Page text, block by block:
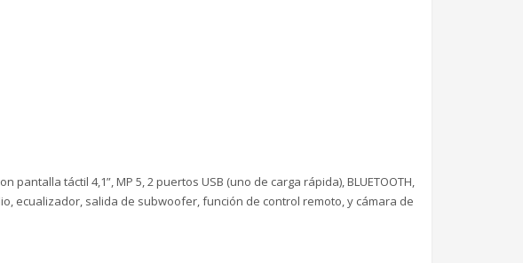
táctil 4,1”, MP 5, 2 puertos USB (uno de carga rápida), BLUETOOTH,
ecualizador, salida de subwoofer, función de control remoto, y cámara de